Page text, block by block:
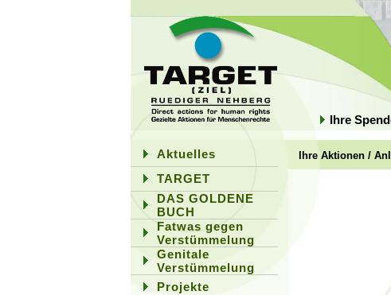
Ihre
Aktuelles
TARGET
DAS GOLDENE
BUCH
Fatwas gegen
Verstümmelung
Genitale
Verstümmelung
Projekte
Ihre Aktionen /